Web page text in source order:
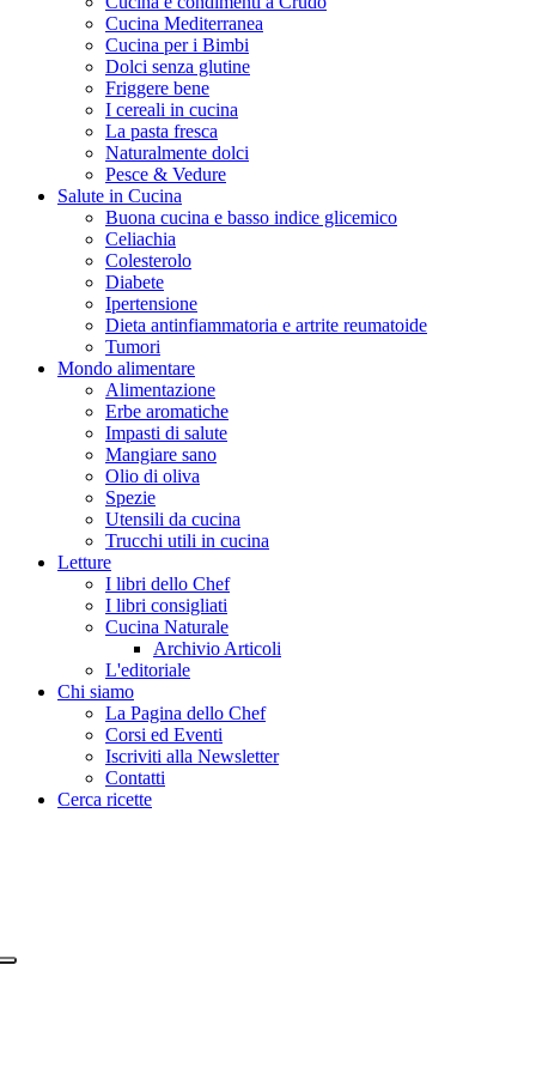
Cucina Mediterranea
Cucina per i Bimbi
Dolci senza glutine
Friggere bene
I cereali in cucina
La pasta fresca
Naturalmente dolci
Pesce & Vedure
Salute in Cucina
Buona cucina e basso indice glicemico
Celiachia
Colesterolo
Diabete
Ipertensione
Dieta antinfiammatoria e artrite reumatoide
Tumori
Mondo alimentare
Alimentazione
Erbe aromatiche
Impasti di salute
Mangiare sano
Olio di oliva
Spezie
Utensili da cucina
Trucchi utili in cucina
Letture
I libri dello Chef
I libri consigliati
Cucina Naturale
Archivio Articoli
L'editoriale
Chi siamo
La Pagina dello Chef
Corsi ed Eventi
Iscriviti alla Newsletter
Contatti
Cerca ricette